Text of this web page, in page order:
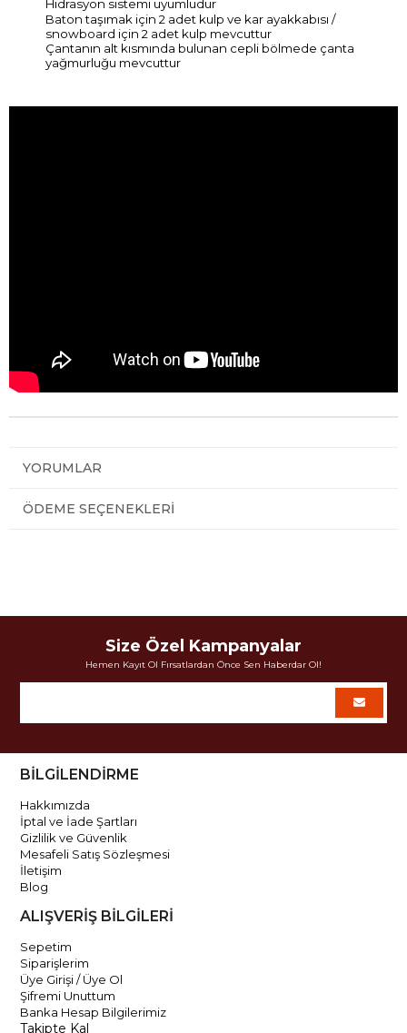
Hidrasyon sistemi uyumludur
Baton taşımak için 2 adet kulp ve kar ayakkabısı /
snowboard için 2 adet kulp mevcuttur
Çantanın alt kısmında bulunan cepli bölmede çanta
yağmurluğu mevcuttur
YORUMLAR
ÖDEME SEÇENEKLERI
Size Özel Kampanyalar
Hemen Kayıt Ol Fırsatlardan Önce Sen Haberdar Ol!
BİLGİLENDİRME
Hakkımızda
İptal ve İade Şartları
Gizlilik ve Güvenlik
Mesafeli Satış Sözleşmesi
İletişim
Blog
ALIŞVERİŞ BİLGİLERİ
Sepetim
Siparişlerim
Üye Girişi / Üye Ol
Şifremi Unuttum
Banka Hesap Bilgilerimiz
Takipte Kal